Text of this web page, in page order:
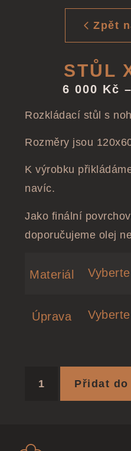
Zpět
STŮL
6 000 Kč –
Rozkládací stůl s
Rozměry jsou
K výrobku
navíc.
Jako finální
doporučujeme olej
Materiál
Úprava
Přidat